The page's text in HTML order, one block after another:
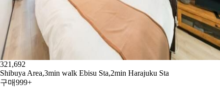
321,692
Shibuya Area,3min walk Ebisu Sta,2min Harajuku Sta
구매999+